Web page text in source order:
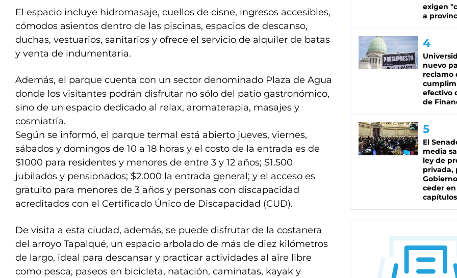
El espacio incluye hidromasaje, cuellos de cisne, ingresos accesibles,
cómodos asientos dentro de las piscinas, espacios de descanso,
duchas, vestuarios, sanitarios y ofrece el servicio de alquiler de batas
y venta de indumentaria.
Además, el parque cuenta con un sector denominado Plaza de Agua
donde los visitantes podrán disfrutar no sólo del patio gastronómico,
sino de un espacio dedicado al relax, aromaterapia, masajes y
cosmiatría.
Según se informó, el parque termal está abierto jueves, viernes,
sábados y domingos de 10 a 18 horas y el costo de la entrada es de
$1000 para residentes y menores de entre 3 y 12 años; $1.500
jubilados y pensionados; $2.000 la entrada general; y el acceso es
gratuito para menores de 3 años y personas con discapacidad
acreditados con el Certificado Único de Discapacidad (CUD).
De visita a esta ciudad, además, se puede disfrutar de la costanera
del arroyo Tapalqué, un espacio arbolado de más de diez kilómetros
de largo, ideal para descansar y practicar actividades al aire libre
como pesca, paseos en bicicleta, natación, caminatas, kayak y
exigen
a
nuevo
reclamo
efectivo
de
El
media
ley de
privada,
ceder
capítulos